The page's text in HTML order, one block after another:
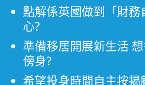
e
:
點解係英國做到「財務
心?
準備移居開展新生活
傍身?
希望投身時間自主按揭